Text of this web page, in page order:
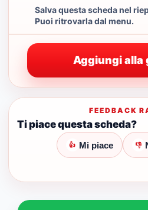
Salva questa scheda nel
Puoi ritrovarla dal menu.
Aggiungi alla
FEEDBACK
Ti piace questa scheda?
👍 Mi piace 👎